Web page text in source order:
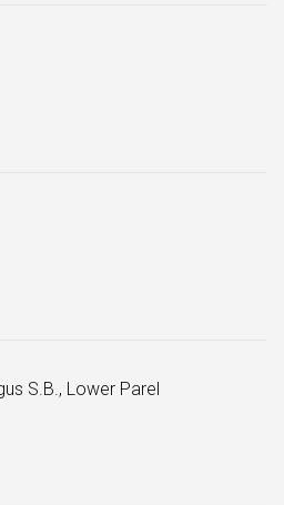
S.B., Lower Parel